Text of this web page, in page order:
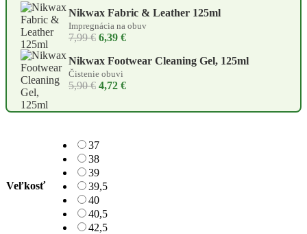
Nikwax Fabric & Leather 125ml
Impregnácia na obuv
7,99 € 6,39 €
Nikwax Footwear Cleaning Gel, 125ml
Čistenie obuvi
5,90 € 4,72 €
Veľkosť
37
38
39
39,5
40
40,5
42,5